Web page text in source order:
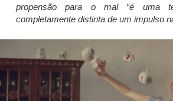
propensão para o mal “é uma
completamente distinta de um impulso